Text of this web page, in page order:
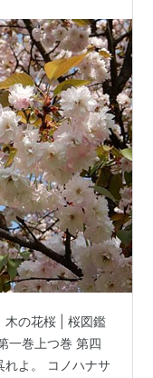
木の花桜 | 桜図鑑
一巻上つ巻 第四
れよ。 コノハナサ